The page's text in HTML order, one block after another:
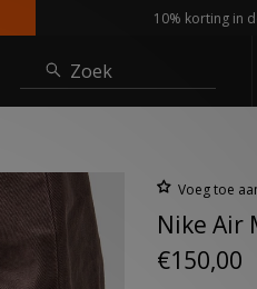
10% korting in de
Zoek
Voeg toe
Nike Air
€150,00